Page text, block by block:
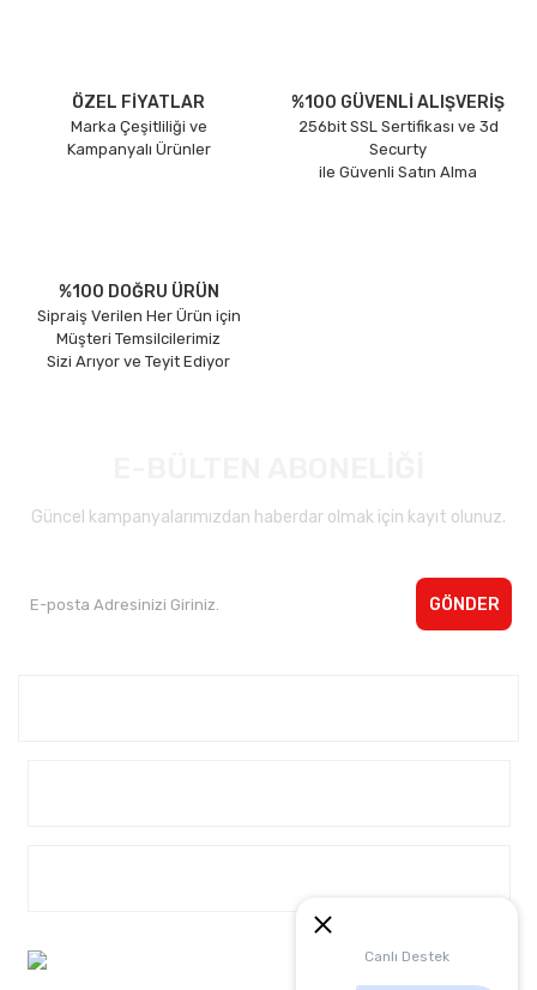
Canlı Destek
ÖZEL FİYATLAR
Marka Çeşitliliği ve
Kampanyalı Ürünler
%100 GÜVENLİ ALIŞVERİŞ
256bit SSL Sertifikası ve 3d
Securty
ile Güvenli Satın Alma
%100 DOĞRU ÜRÜN
Sipraiş Verilen Her Ürün için
Müşteri Temsilcilerimiz
Sizi Arıyor ve Teyit Ediyor
Güncel kampanyalarımızdan haberdar olmak için kayıt olunuz.
GÖNDER